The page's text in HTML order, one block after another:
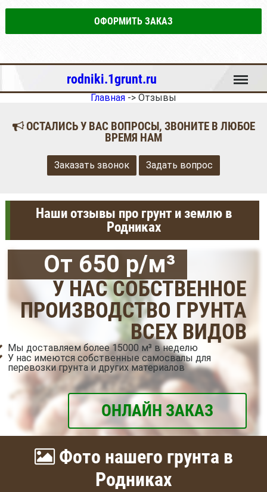
ОФОРМИТЬ ЗАКАЗ
rodniki.1grunt.ru Меню
Главная -> Отзывы
ОСТАЛИСЬ У ВАС ВОПРОСЫ, ЗВОНИТЕ В ЛЮБОЕ
ВРЕМЯ НАМ
Заказать звонок Задать вопрос
Наши отзывы про грунт и землю в
Родниках
От 650 р/м³
У НАС СОБСТВЕННОЕ
ПРОИЗВОДСТВО ГРУНТА
ВСЕХ ВИДОВ
Мы доставляем более 15000 м³ в неделю
У нас имеются собственные самосвалы для
перевозки грунта и других материалов
ОНЛАЙН ЗАКАЗ
Фото нашего грунта в
Родниках